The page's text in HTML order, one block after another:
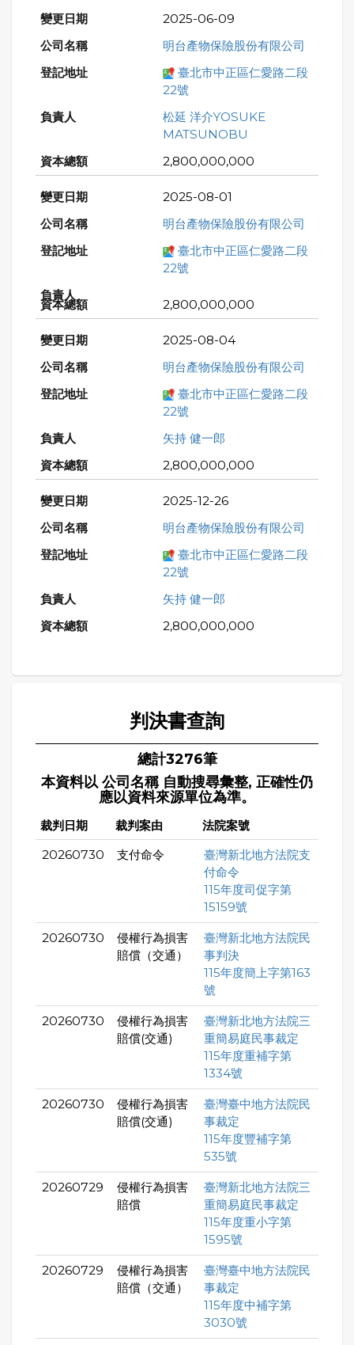
2025-06-09
明台產物保險股份有限公司
臺北市中正區仁愛路二段
22號
松延 洋介YOSUKE
MATSUNOBU
2,800,000,000
2025-08-01
明台產物保險股份有限公司
臺北市中正區仁愛路二段
22號
2,800,000,000
2025-08-04
明台產物保險股份有限公司
臺北市中正區仁愛路二段
22號
矢持 健一郎
2,800,000,000
2025-12-26
明台產物保險股份有限公司
臺北市中正區仁愛路二段
22號
矢持 健一郎
2,800,000,000
判決書查詢
總計3276筆
本資料以 公司名稱 自動搜尋彙整, 正確性仍
應以資料來源單位為準。
裁判日期 裁判案由 法院案號
20260730 支付命令
臺灣新北地方法院支
付命令
115年度司促字第
15159號
20260730
侵權行為損害
賠償（交通）
臺灣新北地方法院民
事判決
115年度簡上字第163
號
20260730
侵權行為損害
賠償(交通)
臺灣新北地方法院三
重簡易庭民事裁定
115年度重補字第
1334號
20260730
侵權行為損害
賠償(交通)
臺灣臺中地方法院民
事裁定
115年度豐補字第
535號
20260729
侵權行為損害
賠償
臺灣新北地方法院三
重簡易庭民事裁定
115年度重小字第
1595號
20260729
侵權行為損害
賠償（交通）
臺灣臺中地方法院民
事裁定
115年度中補字第
3030號